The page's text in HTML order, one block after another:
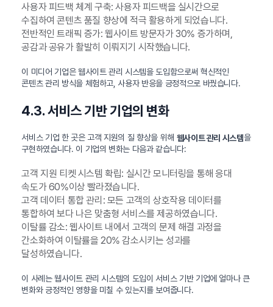
사용자 피드백 체계 구축: 사용자 피드백을 실시간으로
수집하여 콘텐츠 품질 향상에 적극 활용하게 되었습니다.
전반적인 트래픽 증가: 웹사이트 방문자가 30% 증가하며,
공감과 공유가 활발히 이뤄지기 시작했습니다.
이 미디어 기업은 웹사이트 관리 시스템을 도입함으로써 혁신적인
콘텐츠 관리 방식을 체험하고, 사용자 반응을 긍정적으로 바꿨습니다.
4.3. 서비스 기반 기업의 변화
서비스 기업 한 곳은 고객 지원의 질 향상을 위해 웹사이트 관리 시스템을
구현하였습니다. 이 기업의 변화는 다음과 같습니다:
고객 지원 티켓 시스템 확립: 실시간 모니터링을 통해 응대
속도가 60%이상 빨라졌습니다.
고객 데이터 통합 관리: 모든 고객의 상호작용 데이터를
통합하여 보다 나은 맞춤형 서비스를 제공하였습니다.
이탈률 감소: 웹사이트 내에서 고객의 문제 해결 과정을
간소화하여 이탈률을 20% 감소시키는 성과를
달성하였습니다.
이 사례는 웹사이트 관리 시스템의 도입이 서비스 기반 기업에 얼마나 큰
변화와 긍정적인 영향을 미칠 수 있는지를 보여줍니다.